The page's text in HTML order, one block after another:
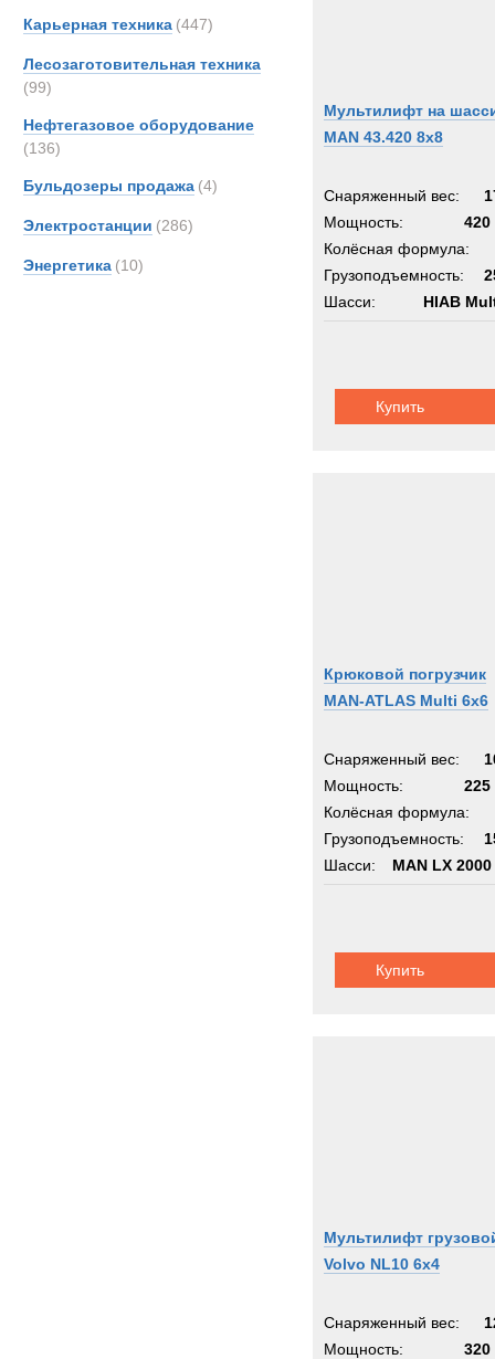
Карьерная техника (447)
Лесозаготовительная техника
(99)
Нефтегазовое оборудование
(136)
Бульдозеры продажа (4)
Электростанции (286)
Энергетика (10)
Мультилифт на
MAN 43.420 8x8
Снаряженный вес:
Мощность:
420
Колёсная формула:
Грузоподъемность:
Шасси:
HIAB
Купить
Крюковой погрузчик
MAN-ATLAS Multi 6x6
Снаряженный вес:
Мощность:
225
Колёсная формула:
Грузоподъемность:
Шасси:
MAN LX
Купить
Мультилифт
Volvo NL10 6x4
Снаряженный вес:
Мощность:
320